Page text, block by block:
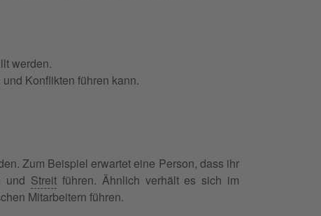
werden.
Konflikten führen kann.
Zum Beispiel erwartet eine Person, dass ihr
und Streit führen. Ähnlich verhält es sich im
Mitarbeitern führen.